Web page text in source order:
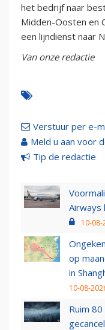
het bedrijf naar
Midden-Oosten en
een lijndienst naar
Van onze redactie
Verstuur per e-
Meld u aan voor
Tip de redactie
Airways
10-08-
op
in
10-08-
Ruim